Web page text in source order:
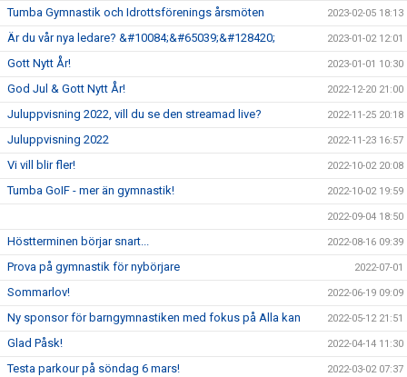
Tumba Gymnastik och Idrottsförenings årsmöten 2023-02-05 18:13
Är du vår nya ledare? &#10084;&#65039;&#128420; 2023-01-02 12:01
Gott Nytt År! 2023-01-01 10:30
God Jul & Gott Nytt År! 2022-12-20 21:00
Juluppvisning 2022, vill du se den streamad live? 2022-11-25 20:18
Juluppvisning 2022 2022-11-23 16:57
Vi vill blir fler! 2022-10-02 20:08
Tumba GoIF - mer än gymnastik! 2022-10-02 19:59
2022-09-04 18:50
Höstterminen börjar snart... 2022-08-16 09:39
Prova på gymnastik för nybörjare 2022-07-01
Sommarlov! 2022-06-19 09:09
Ny sponsor för barngymnastiken med fokus på Alla kan 2022-05-12 21:51
Glad Påsk! 2022-04-14 11:30
Testa parkour på söndag 6 mars! 2022-03-02 07:37